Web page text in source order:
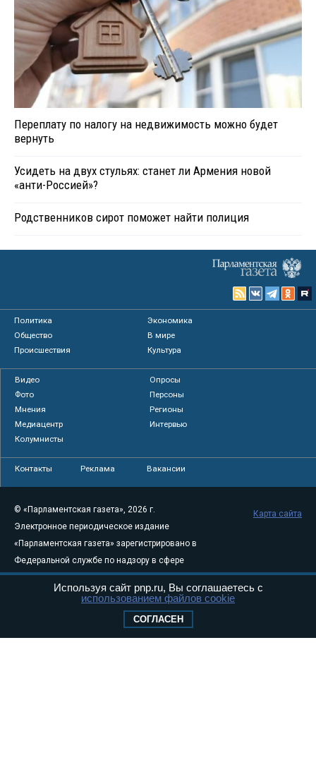
Переплату по налогу на недвижимость можно будет
вернуть
Усидеть на двух стульях: станет ли Армения новой
«анти-Россией»?
Родственников сирот поможет найти полиция
Политика
Экономика
Общество
В мире
Происшествия
Культура
Видео
Опросы
Фото
Персоны
Мнения
Регионы
Медиацентр
Интервью
Колумнисты
Контакты Реклама Вакансии
© «Парламентская газета», 2026 г.
Электронное периодическое издание
«Парламентская газета» зарегистрировано в
Федеральной службе по надзору в сфере
связи, информационных технологий и
массовых коммуникаций (Роскомнадзор) 05
Свидетельство о регистрации Эл № ФС77-
Карта сайта
Используя сайт pnp.ru, Вы соглашаетесь с
использованием файлов cookie
СОГЛАСЕН